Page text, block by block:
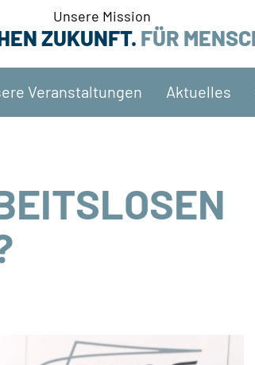
Unsere Mission
ZUKUNFT. FÜR
Veranstaltungen Aktuelles